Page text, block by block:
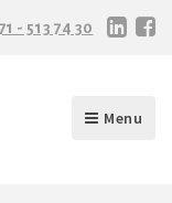
- 513 74 30
Menu